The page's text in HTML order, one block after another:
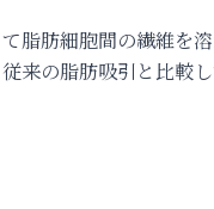
脂肪細胞間の繊維を
来の脂肪吸引と比較